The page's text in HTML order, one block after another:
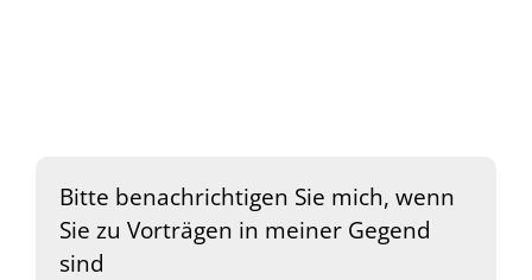
Bitte benachrichtigen Sie mich, wenn
Sie zu Vorträgen in meiner Gegend
sind